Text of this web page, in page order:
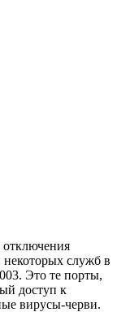
отключения
некоторых служб в
Это те порты,
доступ к
вирусы-черви.